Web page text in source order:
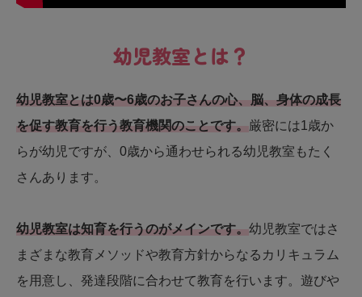
幼児教室とは？
幼児教室とは0歳〜6歳のお子さんの心、脳、身体の成長
を促す教育を行う教育機関のことです。 厳密には1歳か
らが幼児ですが、0歳から通わせられる幼児教室もたく
さんあります。
幼児教室は知育を行うのがメインです。 幼児教室ではさ
まざまな教育メソッドや教育方針からなるカリキュラム
を用意し、発達段階に合わせて教育を行います。遊びや